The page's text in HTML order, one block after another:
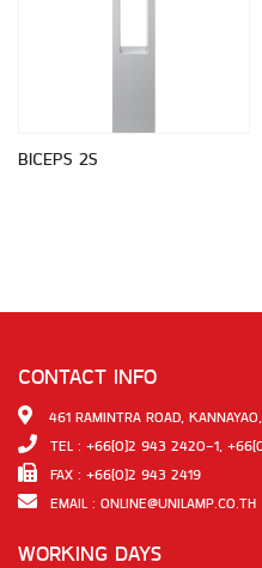
BICEPS 2S
CONTACT INFO
461 RAMINTRA ROAD,
TEL : +66(0)2 943 2420-1,
FAX : +66(0)2 943 2419
EMAIL : ONLINE@UNILAMP.CO.TH
WORKING DAYS